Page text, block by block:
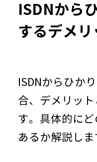
ISDNから
するデメリ
ISDNからひか
合、デメリッ
す。具体的に
あるか解説しま